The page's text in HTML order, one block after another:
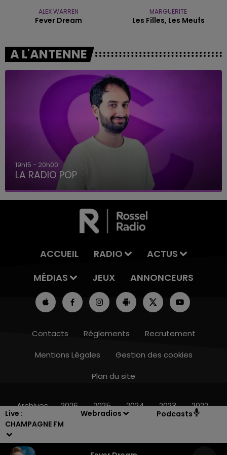
Live :
CHAMPAGNE FM
Webradios Podcasts
19h00 - 19h15
ALEX WARREN
Fever Dream
MARGUERITE
Les Filles, Les Meufs
A L'ANTENNE
19h15 - 20h00
LA RADIO POP
ACCUEIL RADIO
ACTUS
MÉDIAS
JEUX ANNONCEURS
Contacts Règlements
Recrutement
Mentions Légales
Gestion des cookies
Plan du site
Archives 2026 2025 2024 2023 2022